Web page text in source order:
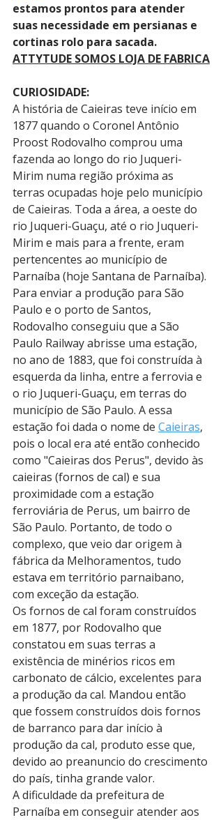
estamos prontos para atender
suas necessidade em persianas e
cortinas rolo para sacada.
ATTYTUDE SOMOS LOJA DE FABRICA
CURIOSIDADE:
A história de Caieiras teve início em
1877 quando o Coronel Antônio
Proost Rodovalho comprou uma
fazenda ao longo do rio Juqueri-
Mirim numa região próxima as
terras ocupadas hoje pelo município
de Caieiras. Toda a área, a oeste do
rio Juqueri-Guaçu, até o rio Juqueri-
Mirim e mais para a frente, eram
pertencentes ao município de
Parnaíba (hoje Santana de Parnaíba).
Para enviar a produção para São
Paulo e o porto de Santos,
Rodovalho conseguiu que a São
Paulo Railway abrisse uma estação,
no ano de 1883, que foi construída à
esquerda da linha, entre a ferrovia e
o rio Juqueri-Guaçu, em terras do
município de São Paulo. A essa
estação foi dada o nome de Caieiras,
pois o local era até então conhecido
como "Caieiras dos Perus", devido às
caieiras (fornos de cal) e sua
proximidade com a estação
ferroviária de Perus, um bairro de
São Paulo. Portanto, de todo o
complexo, que veio dar origem à
fábrica da Melhoramentos, tudo
estava em território parnaibano,
com exceção da estação.
Os fornos de cal foram construídos
em 1877, por Rodovalho que
constatou em suas terras a
existência de minérios ricos em
carbonato de cálcio, excelentes para
a produção da cal. Mandou então
que fossem construídos dois fornos
de barranco para dar início à
produção da cal, produto esse que,
devido ao preanuncio do crescimento
do país, tinha grande valor.
A dificuldade da prefeitura de
Parnaíba em conseguir atender aos